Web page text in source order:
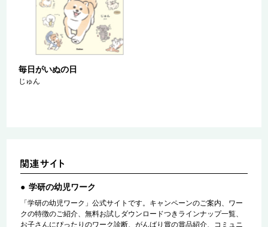
毎日がいぬの日
じゅん
学研の幼児ワーク
「学研の幼児ワーク」公式サイトです。キャンペーンのご案内、ワー
クの特徴のご紹介、無料お試しダウンロードつきラインナップ一覧、
お子さんにぴったりのワーク診断、がんばり賞の賞品紹介、コミュニ